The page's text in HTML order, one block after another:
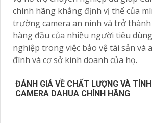
chính hãng khẳng định vị thế của
trường camera an ninh và trở
hàng đầu của nhiều người tiêu
nghiệp trong việc bảo vệ tài sản và
đình và cơ sở kinh doanh của họ.
ĐÁNH GIÁ VỀ CHẤT LƯỢNG VÀ
CAMERA DAHUA CHÍNH HÃNG